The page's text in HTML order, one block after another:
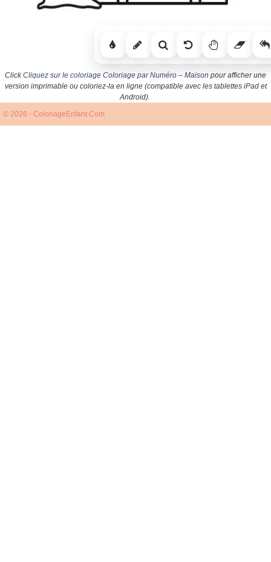
ClickCliquez sur le coloriage Coloriage par Numéro – Maison pour afficher une
version imprimable ou coloriez-la en ligne (compatible avec les tablettes iPad et
Android).
© 2026 - ColoriageEnfant.Com